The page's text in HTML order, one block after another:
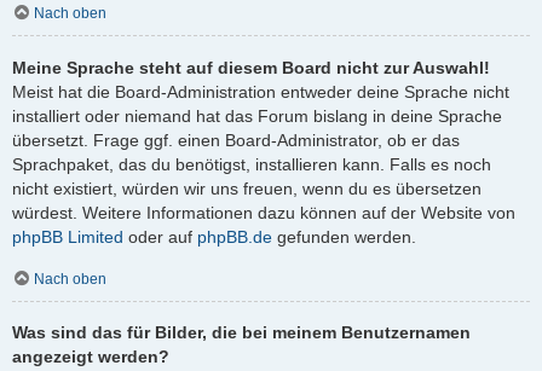
Nach oben
Meine Sprache steht auf diesem Board nicht zur Auswahl!
Meist hat die Board-Administration entweder deine Sprache nicht
installiert oder niemand hat das Forum bislang in deine Sprache
übersetzt. Frage ggf. einen Board-Administrator, ob er das
Sprachpaket, das du benötigst, installieren kann. Falls es noch
nicht existiert, würden wir uns freuen, wenn du es übersetzen
würdest. Weitere Informationen dazu können auf der Website von
phpBB Limited oder auf phpBB.de gefunden werden.
Nach oben
Was sind das für Bilder, die bei meinem Benutzernamen
angezeigt werden?